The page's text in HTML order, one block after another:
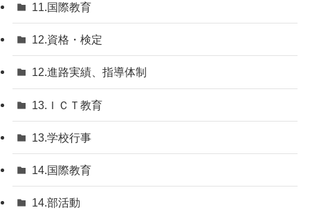
11.国際教育
12.資格・検定
12.進路実績、指導体制
13.ＩＣＴ教育
13.学校行事
14.国際教育
14.部活動